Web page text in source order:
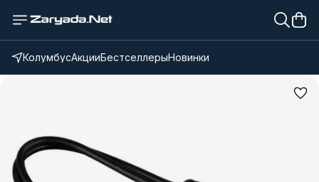
КолумбусАкцииБестселлерыНовинки